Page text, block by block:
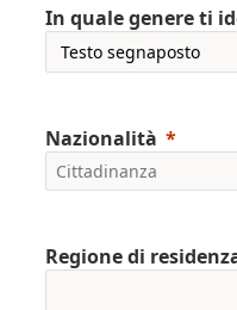
In quale genere ti
Nazionalità
Regione di